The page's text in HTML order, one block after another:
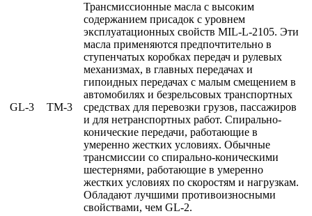
GL-3 TM-3
Трансмиссионные масла с высоким
содержанием присадок с уровнем
эксплуатационных свойств MIL-L-2105. Эти
масла применяются предпочтительно в
ступенчатых коробках передач и рулевых
механизмах, в главных передачах и
гипоидных передачах с малым смещением в
автомобилях и безрельсовых транспортных
средствах для перевозки грузов, пассажиров
и для нетранспортных работ. Спирально-
конические передачи, работающие в
умеренно жестких условиях. Обычные
трансмиссии со спирально-коническими
шестернями, работающие в умеренно
жестких условиях по скоростям и нагрузкам.
Обладают лучшими противоизносными
свойствами, чем GL-2.